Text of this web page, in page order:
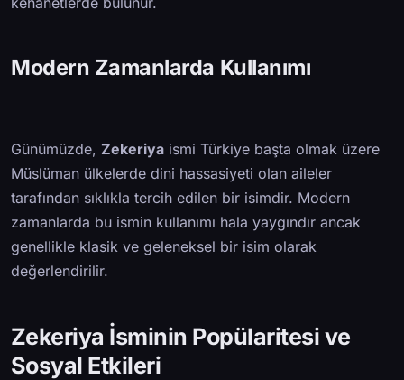
Modern Zamanlarda Kullanımı
Günümüzde, Zekeriya ismi Türkiye başta olmak üzere
Müslüman ülkelerde dini hassasiyeti olan aileler
tarafından sıklıkla tercih edilen bir isimdir. Modern
zamanlarda bu ismin kullanımı hala yaygındır ancak
genellikle klasik ve geleneksel bir isim olarak
değerlendirilir.
Zekeriya İsminin Popülaritesi ve
Sosyal Etkileri